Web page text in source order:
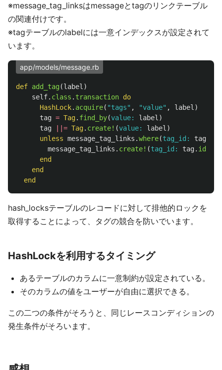
※message_tag_linksはmessageとtagのリンクテーブル
の関連付けです。
※tagテーブルのlabelには一意インデックスが設定されて
います。
app/models/message.rb
def add_tag(label )
self. class . transaction do
HashLock. acquire( "tags" , "value" , label )
tag = Tag. find_by(value: label )
tag
||= Tag. create! (value: label )
unless message_tag_links .where(tag_id: tag
message_tag_links . create! (tag_id: tag. id
end
end
end
hash_locksテーブルのレコードに対して排他的ロックを
取得することによって、タグの競合を防いでいます。
HashLockを利用するタイミング
あるテーブルのカラムに一意制約が設定されている。
そのカラムの値をユーザーが自由に選択できる。
この二つの条件がそろうと、同じレースコンディションの
発生条件がそろいます。